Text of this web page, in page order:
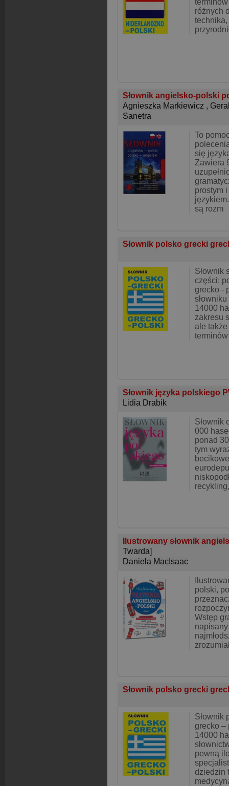
różnych
Słownik angielsko-polski
Agnieszka Markiewicz ,
Sanetra
To
się
Zawiera
prostym i
są rozm
Słownik polsko grecki
Słownik
części:
grecko -
14000
zakresu
ale
Słownik języka polskiego
Lidia Drabik
Słownik
000
ponad
tym
Ilustrowany słownik
Twarda]
Daniela MacIsaac
polski,
Wstęp
Słownik polsko grecki
Słownik
grecko –
14000
pewną
dziedzin